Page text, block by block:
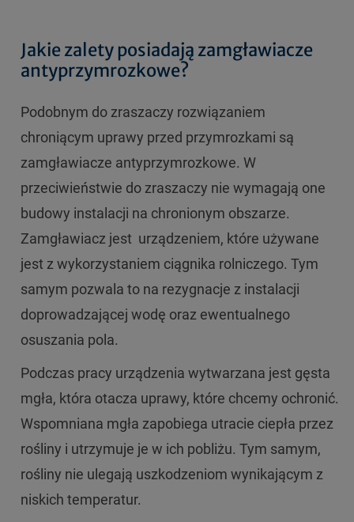
Jakie zalety posiadają zamgławiacze
antyprzymrozkowe?
Podobnym do zraszaczy rozwiązaniem
chroniącym uprawy przed przymrozkami są
zamgławiacze antyprzymrozkowe. W
przeciwieństwie do zraszaczy nie wymagają one
budowy instalacji na chronionym obszarze.
Zamgławiacz jest urządzeniem, które używane
jest z wykorzystaniem ciągnika rolniczego. Tym
samym pozwala to na rezygnacje z instalacji
doprowadzającej wodę oraz ewentualnego
osuszania pola.
Podczas pracy urządzenia wytwarzana jest gęsta
mgła, która otacza uprawy, które chcemy ochronić.
Wspomniana mgła zapobiega utracie ciepła przez
rośliny i utrzymuje je w ich pobliżu. Tym samym,
rośliny nie ulegają uszkodzeniom wynikającym z
niskich temperatur.